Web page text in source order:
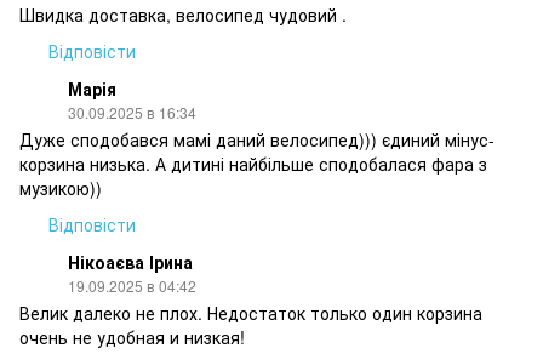
Швидка доставка, велосипед чудовий .
Відповісти
Марія
30.09.2025 в 16:34
Дуже сподобався мамі даний велосипед))) єдиний мінус-
корзина низька. А дитині найбільше сподобалася фара з
музикою))
Відповісти
Нікоаєва Ірина
19.09.2025 в 04:42
Велик далеко не плох. Недостаток только один корзина
очень не удобная и низкая!